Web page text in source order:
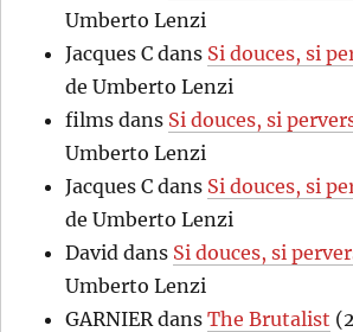
Umberto Lenzi
Jacques C dans Si douces, si
de Umberto Lenzi
films dans Si douces, si
Umberto Lenzi
Jacques C dans Si douces, si
de Umberto Lenzi
David dans Si douces, si
Umberto Lenzi
GARNIER dansThe Brutalist